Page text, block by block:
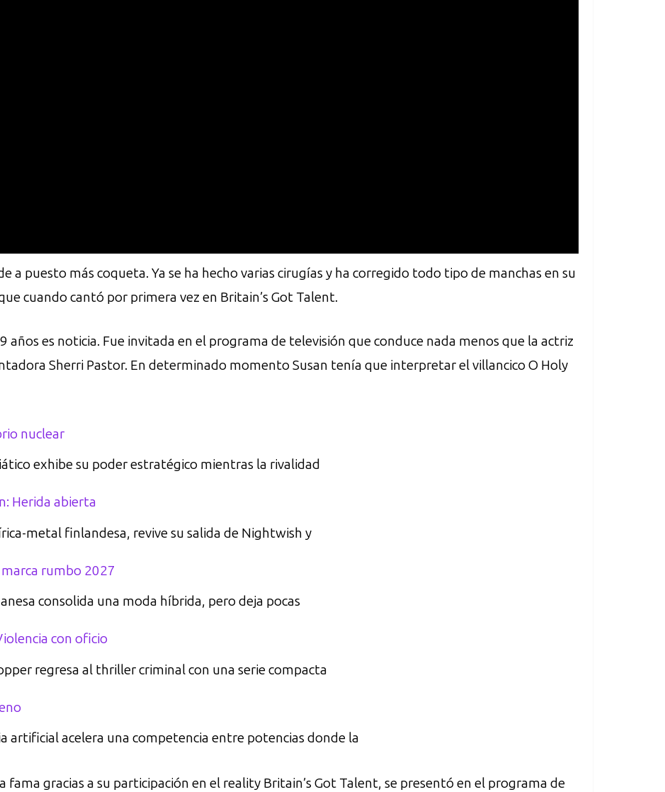
a puesto más coqueta. Ya se ha hecho varias cirugías y ha corregido todo tipo de manchas en su
cuando cantó por primera vez en Britain’s Got Talent.
años es noticia. Fue invitada en el programa de televisión que conduce nada menos que la actriz
Sherri Pastor. En determinado momento Susan tenía que interpretar el villancico O Holy
nuclear
exhibe su poder estratégico mientras la rivalidad
Herida abierta
metal finlandesa, revive su salida de Nightwish y
rumbo 2027
consolida una moda híbrida, pero deja pocas
con oficio
regresa al thriller criminal con una serie compacta
artificial acelera una competencia entre potencias donde la
fama gracias a su participación en el reality Britain’s Got Talent, se presentó en el programa de